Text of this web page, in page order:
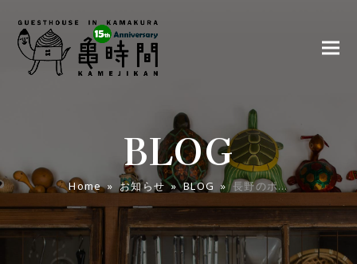
BLOG
Home» お知らせ»BLOG »長野のポ…